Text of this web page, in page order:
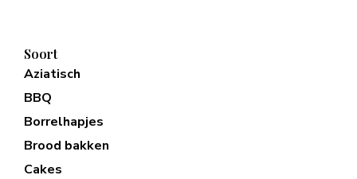
Soort
Aziatisch
BBQ
Borrelhapjes
Brood bakken
Cakes